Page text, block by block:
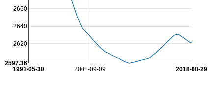
2001-09-09
1991-05-30 2018-08-29
2620
2640
2660
2597.36